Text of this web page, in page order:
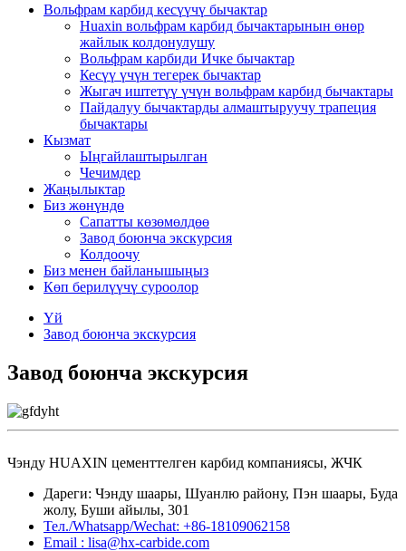
Вольфрам карбид кесүүчү бычактар
Huaxin вольфрам карбид бычактарынын өнөр
жайлык колдонулушу
Вольфрам карбиди Ичке бычактар
Кесүү үчүн тегерек бычактар
Жыгач иштетүү үчүн вольфрам карбид бычактары
Пайдалуу бычактарды алмаштыруучу трапеция
бычактары
Кызмат
Ыңгайлаштырылган
Чечимдер
Жаңылыктар
Биз жөнүндө
Сапатты көзөмөлдөө
Завод боюнча экскурсия
Колдоочу
Биз менен байланышыңыз
Көп берилүүчү суроолор
Үй
Завод боюнча экскурсия
Завод боюнча экскурсия
Чэнду HUAXIN цементтелген карбид компаниясы, ЖЧК
Дареги: Чэнду шаары, Шуанлю району, Пэн шаары, Буда
жолу, Буши айылы, 301
Тел./Whatsapp/Wechat: +86-18109062158
Email : lisa@hx-carbide.com